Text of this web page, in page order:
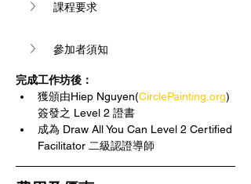
課程要求
參加者須知
完成工作坊後：
獲頒由Hiep Nguyen(CirclePainting.org)
簽發之 Level 2 證書
成為 Draw All You Can Level 2 Certified
Facilitator 二級認證導師